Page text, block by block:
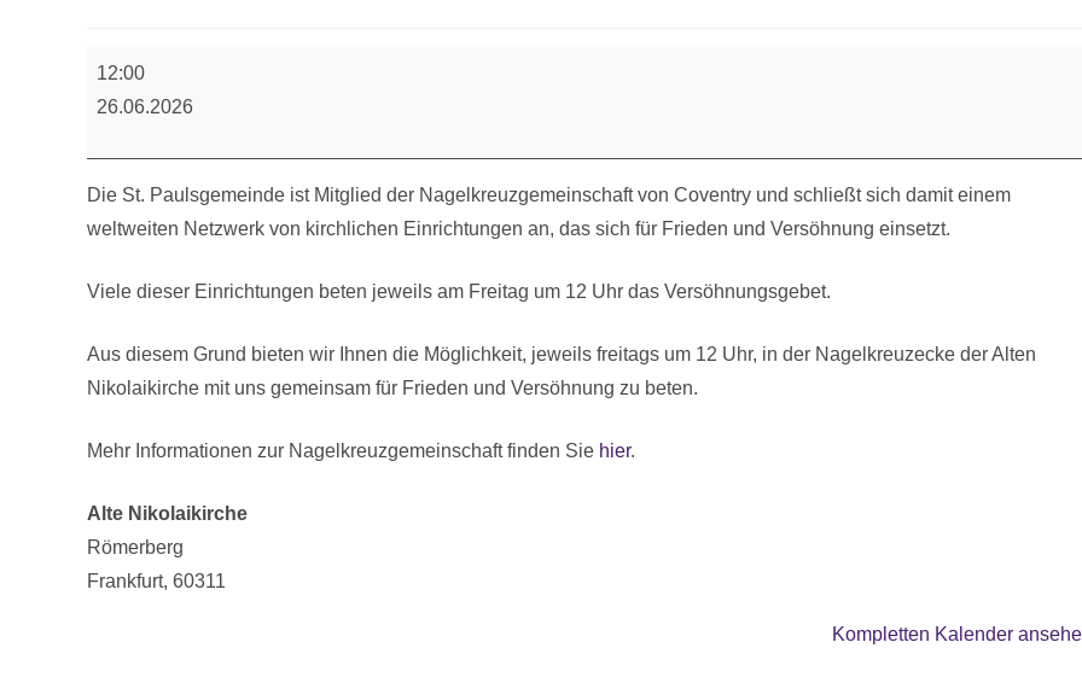
Versöhnungsgebet
12:00
26.06.2026
Die St. Paulsgemeinde ist Mitglied der Nagelkreuzgemeinschaft von Coventry und schließt sich damit einem
weltweiten Netzwerk von kirchlichen Einrichtungen an, das sich für Frieden und Versöhnung einsetzt.
Viele dieser Einrichtungen beten jeweils am Freitag um 12 Uhr das Versöhnungsgebet.
Aus diesem Grund bieten wir Ihnen die Möglichkeit, jeweils freitags um 12 Uhr, in der Nagelkreuzecke der Alten
Nikolaikirche mit uns gemeinsam für Frieden und Versöhnung zu beten.
Mehr Informationen zur Nagelkreuzgemeinschaft finden Sie hier.
Alte Nikolaikirche
Römerberg
Frankfurt, 60311
Kompletten Kalender